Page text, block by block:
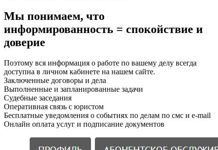
Мы понимаем, что
информированность = спокойствие и
доверие
Поэтому вся информация о работе по вашему делу всегда
доступна в личном кабинете на нашем сайте.
Заключенные договоры и дела
Выполненные и запланированные задачи
Судебные заседания
Оперативная связь с юристом
Бесплатные уведомления о событиях по делам по смс и e-mail
Онлайн оплата услуг и подписание документов